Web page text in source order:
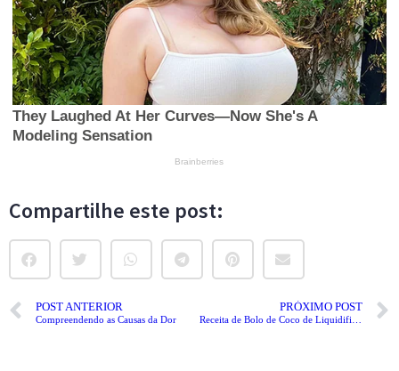
Compartilhe este post:
POST ANTERIOR
Compreendendo as Causas da Dor
PRÓXIMO POST